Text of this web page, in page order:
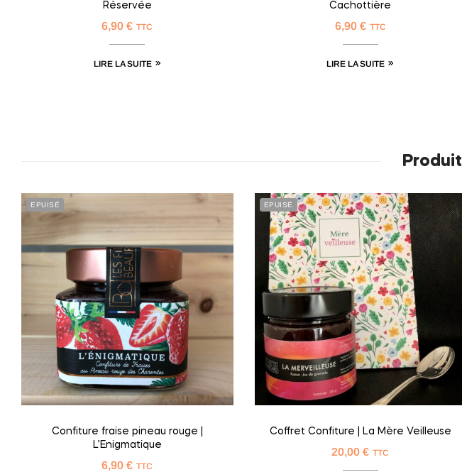
Réservée
6,90€ TTC
LIRE LA SUITE
Cachottière
6,90 € TTC
LIRE LA SUITE
EPUISÉ
Confiture fraise pineau rouge |
L’Enigmatique
6,90€ TTC
EPUISÉ
Coffret Confiture | La Mère Veilleuse
20,00€ TTC